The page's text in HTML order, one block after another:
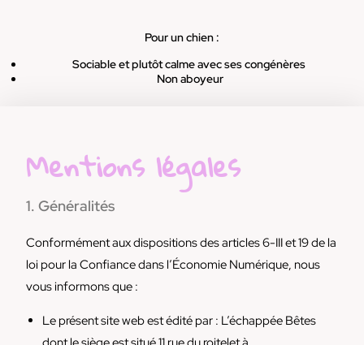
Pour un chien :
Sociable et plutôt calme avec ses congénères
Non aboyeur
Mentions légales
1. Généralités
Conformément aux dispositions des articles 6-III et 19 de la
loi pour la Confiance dans l’Économie Numérique, nous
vous informons que :
Le présent site web est édité par : L’échappée Bêtes